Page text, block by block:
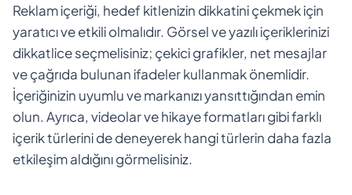
Reklam içeriği, hedef kitlenizin dikkatini çekmek için
yaratıcı ve etkili olmalıdır. Görsel ve yazılı içeriklerinizi
dikkatlice seçmelisiniz; çekici grafikler, net mesajlar
ve çağrıda bulunan ifadeler kullanmak önemlidir.
İçeriğinizin uyumlu ve markanızı yansıttığından emin
olun. Ayrıca, videolar ve hikaye formatları gibi farklı
içerik türlerini de deneyerek hangi türlerin daha fazla
etkileşim aldığını görmelisiniz.